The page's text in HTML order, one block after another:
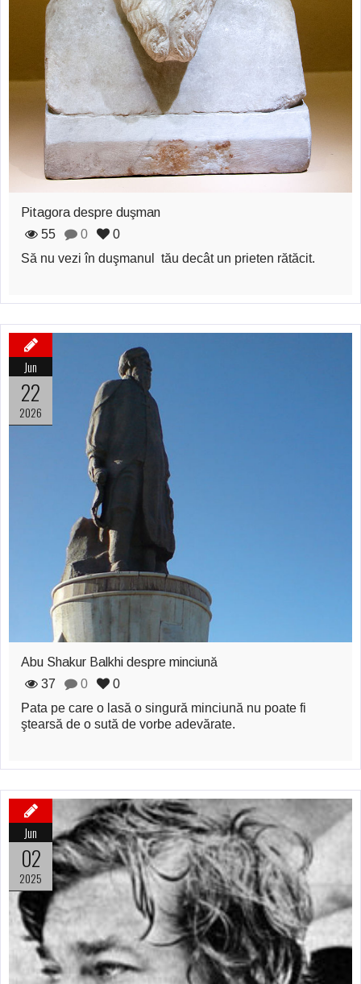
Pitagora despre duşman
55
0
0
Să nu vezi în duşmanul tău decât un prieten rătăcit.
Jun
22
2026
Abu Shakur Balkhi despre minciună
37
0
0
Pata pe care o lasă o singură minciună nu poate fi
ştearsă de o sută de vorbe adevărate.
Jun
02
2025